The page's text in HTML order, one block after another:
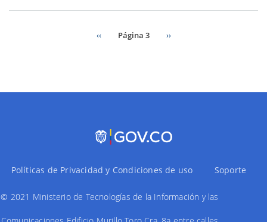
Página
‹‹ Página 3
Siguiente
››
Políticas de Privacidad y Condiciones de uso Soporte
© 2021 Ministerio de Tecnologías de la Información y las